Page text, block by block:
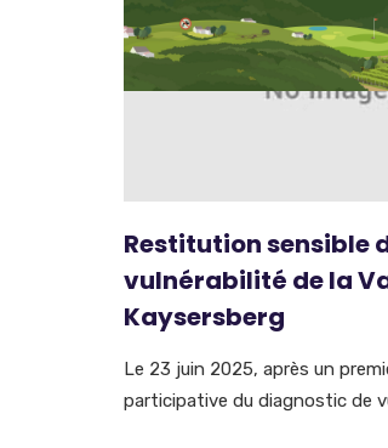
Restitution sensible
vulnérabilité de la
Kaysersberg
Le 23 juin 2025, après un
participative du diagnostic de